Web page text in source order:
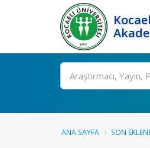
Ara
ANA SAYFA SON